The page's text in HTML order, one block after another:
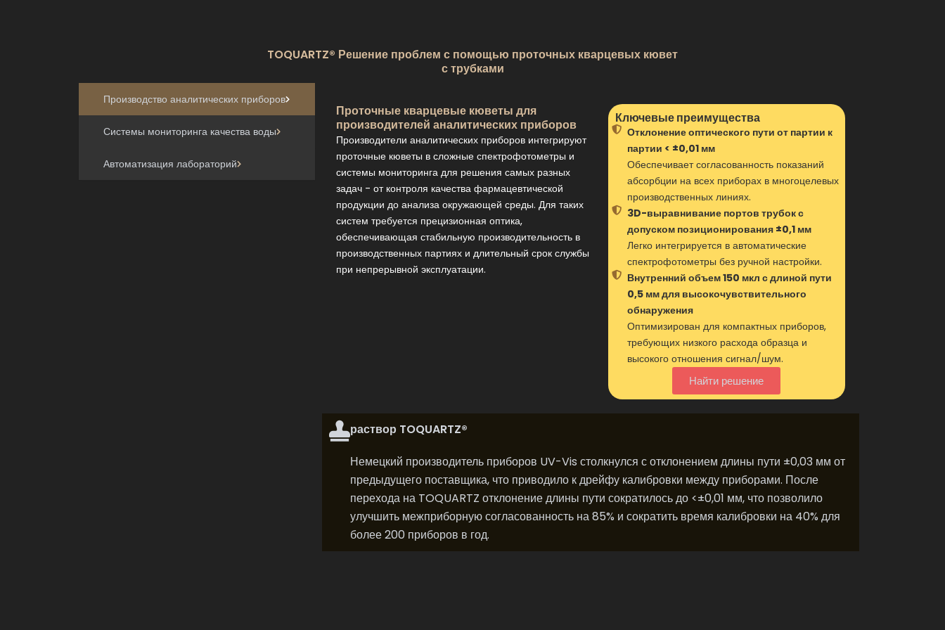
TOQUARTZ® Решение проблем с помощью проточных кварцевых кювет
с трубками
Производство аналитических приборов
Системы мониторинга качества воды
Автоматизация лабораторий
Проточные кварцевые кюветы для
производителей аналитических приборов
Производители аналитических приборов интегрируют
проточные кюветы в сложные спектрофотометры и
системы мониторинга для решения самых разных
задач - от контроля качества фармацевтической
продукции до анализа окружающей среды. Для таких
систем требуется прецизионная оптика,
обеспечивающая стабильную производительность в
производственных партиях и длительный срок службы
при непрерывной эксплуатации.
Ключевые преимущества
Отклонение оптического пути от партии к
партии < ±0,01 мм
Обеспечивает согласованность показаний
абсорбции на всех приборах в многоцелевых
производственных линиях.
3D-выравнивание портов трубок с
допуском позиционирования ±0,1 мм
Легко интегрируется в автоматические
спектрофотометры без ручной настройки.
Внутренний объем 150 мкл с длиной пути
0,5 мм для высокочувствительного
обнаружения
Оптимизирован для компактных приборов,
требующих низкого расхода образца и
высокого отношения сигнал/шум.
Найти решение
раствор TOQUARTZ®
Немецкий производитель приборов UV-Vis столкнулся с отклонением длины пути ±0,03 мм от
предыдущего поставщика, что приводило к дрейфу калибровки между приборами. После
перехода на TOQUARTZ отклонение длины пути сократилось до <±0,01 мм, что позволило
улучшить межприборную согласованность на 85% и сократить время калибровки на 40% для
более 200 приборов в год.